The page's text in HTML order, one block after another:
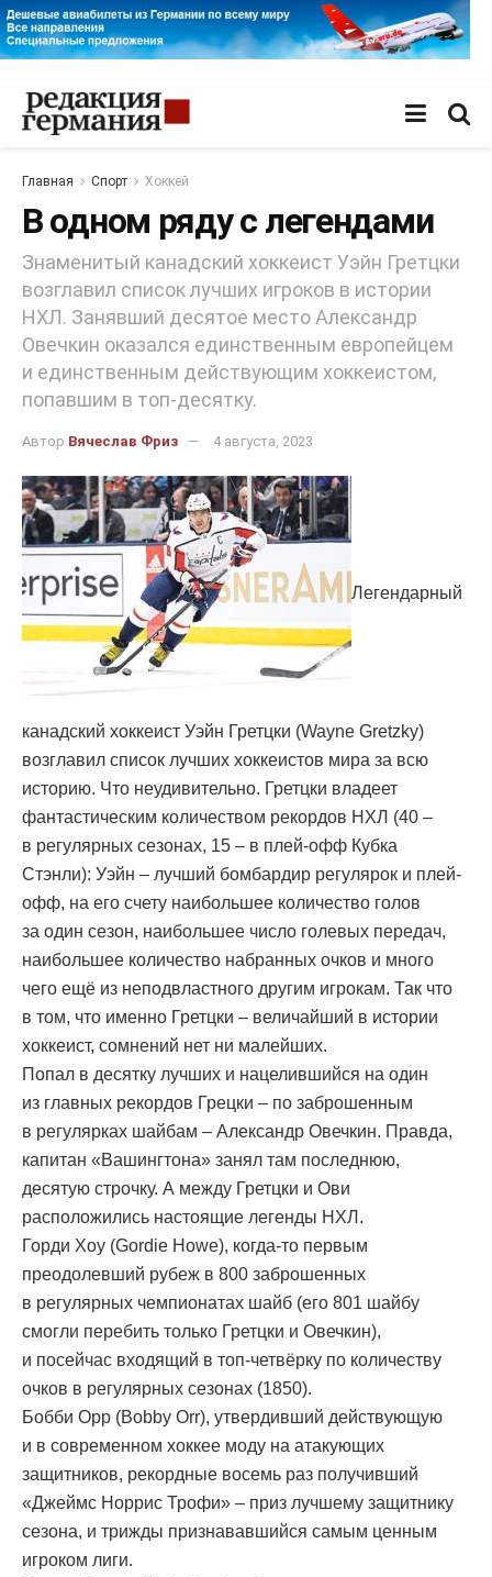
Главная Спорт Хоккей
В одном ряду с легендами
Знаменитый канадский хоккеист Уэйн Гретцки
возглавил список лучших игроков в истории
НХЛ. Занявший десятое место Александр
Овечкин оказался единственным европейцем
и единственным действующим хоккеистом,
попавшим в топ-десятку.
Автор Вячеслав Фриз 4 августа, 2023
Легендарный
канадский хоккеист Уэйн Гретцки (Wayne Gretzky)
возглавил список лучших хоккеистов мира за всю
историю. Что неудивительно. Гретцки владеет
фантастическим количеством рекордов НХЛ (40 –
в регулярных сезонах, 15 – в плей-офф Кубка
Стэнли): Уэйн – лучший бомбардир регулярок и плей-
офф, на его счету наибольшее количество голов
за один сезон, наибольшее число голевых передач,
наибольшее количество набранных очков и много
чего ещё из неподвластного другим игрокам. Так что
в том, что именно Гретцки – величайший в истории
хоккеист, сомнений нет ни малейших.
Попал в десятку лучших и нацелившийся на один
из главных рекордов Грецки – по заброшенным
в регулярках шайбам – Александр Овечкин. Правда,
капитан «Вашингтона» занял там последнюю,
десятую строчку. А между Гретцки и Ови
расположились настоящие легенды НХЛ.
Горди Хоу (Gordie Howe), когда-то первым
преодолевший рубeж в 800 заброшенных
в регулярных чемпионатах шайб (его 801 шайбу
смогли перебить только Гретцки и Овечкин),
и посейчас входящий в топ-четвёрку по количеству
очков в регулярных сезонах (1850).
Бобби Орр (Bobby Orr), утвердивший действующую
и в современном хоккее моду на атакующих
защитников, рекордные восемь раз получивший
«Джеймс Норрис Трофи» – приз лучшему защитнику
сезона, и трижды признававшийся самым ценным
игроком лиги.